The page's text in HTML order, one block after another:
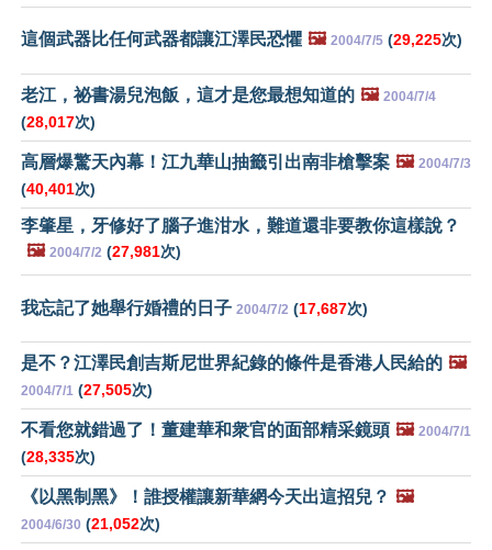
這個武器比任何武器都讓江澤民恐懼 🖼️ 2004/7/5 (29,225次)
老江，祕書湯兒泡飯，這才是您最想知道的 🖼️ 2004/7/4
(28,017次)
高層爆驚天內幕！江九華山抽籤引出南非槍擊案 🖼️ 2004/7/3
(40,401次)
李肇星，牙修好了腦子進泔水，難道還非要教你這樣說？
🖼️ 2004/7/2 (27,981次)
我忘記了她舉行婚禮的日子 2004/7/2 (17,687次)
是不？江澤民創吉斯尼世界紀錄的條件是香港人民給的 🖼️
2004/7/1 (27,505次)
不看您就錯過了！董建華和衆官的面部精采鏡頭 🖼️ 2004/7/1
(28,335次)
《以黑制黑》！誰授權讓新華網今天出這招兒？ 🖼️
2004/6/30 (21,052次)